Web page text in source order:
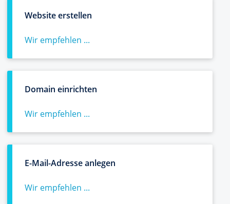
Website erstellen
Wir empfehlen ...
Domain einrichten
Wir empfehlen ...
E-Mail-Adresse anlegen
Wir empfehlen ...